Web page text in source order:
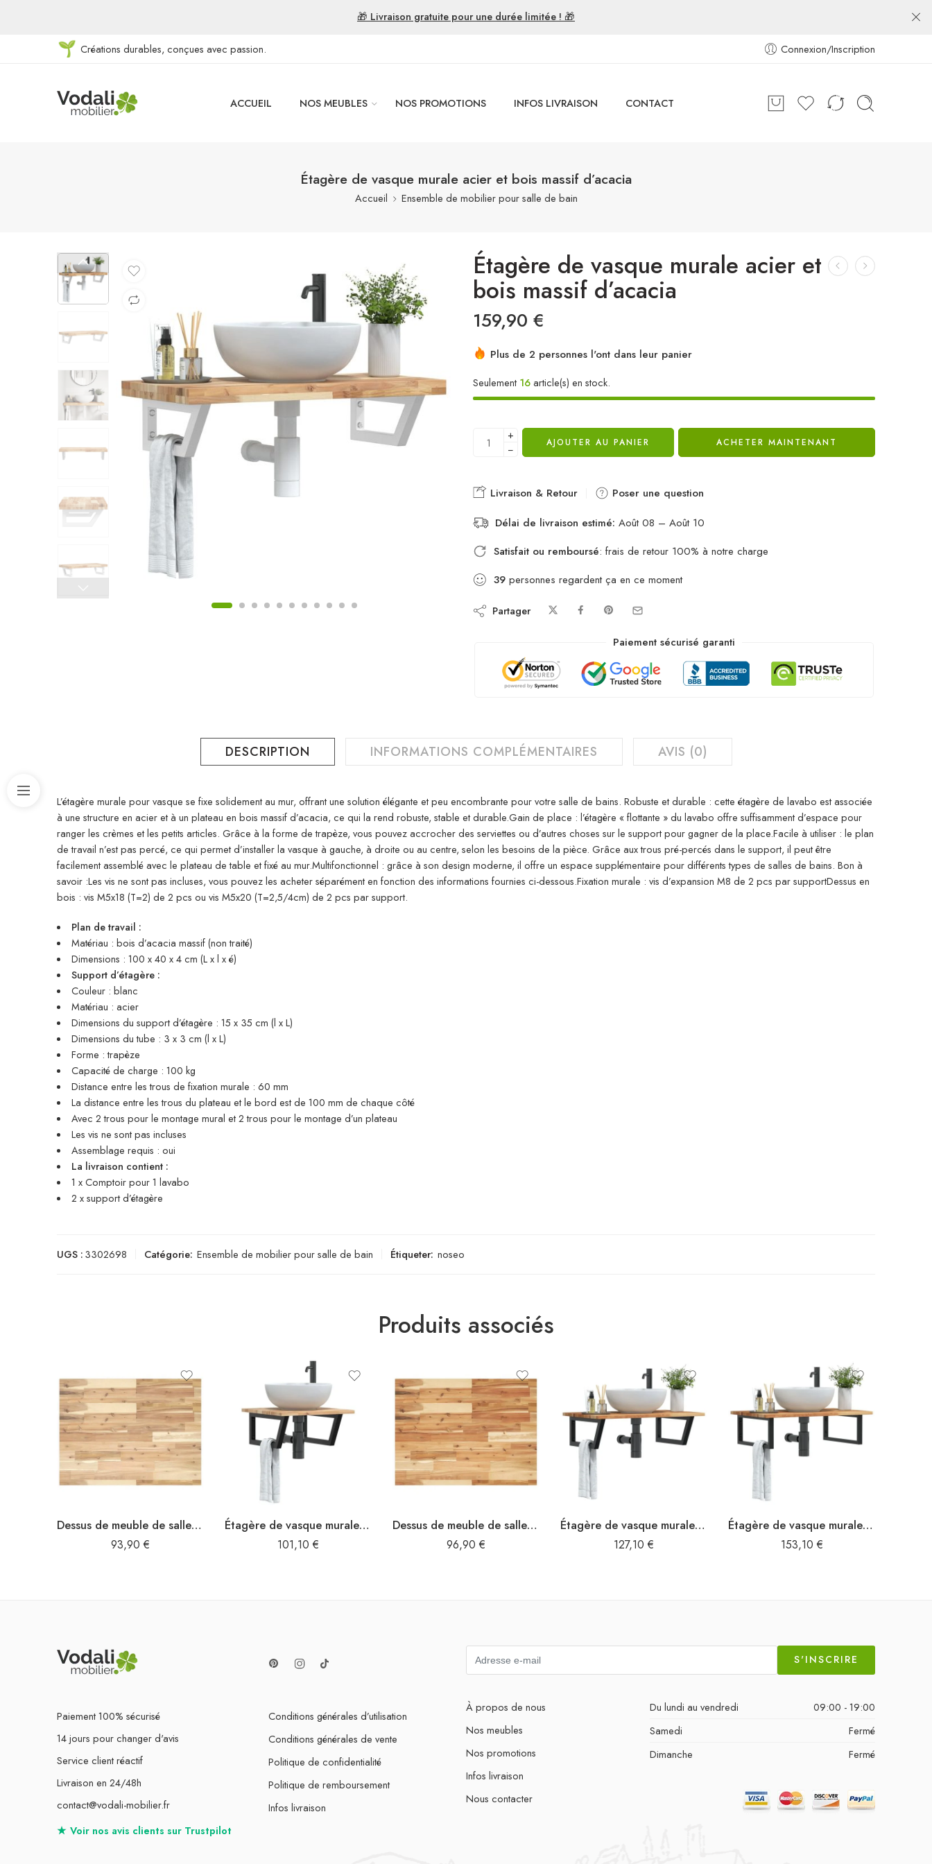
🎁 Livraison gratuite pour une durée limitée ! 🎁
Créations durables, conçues avec passion. Connexion/Inscription
ACCUEIL NOS MEUBLES NOS PROMOTIONS INFOS LIVRAISON CONTACT
Étagère de vasque murale acier et bois massif d’acacia
Accueil Ensemble de mobilier pour salle de bain
Étagère de vasque murale acier et
bois massif d’acacia
159,90 €
Plus de 2 personnes l'ont dans leur panier
Seulement 16article(s) en stock.
+
−
AJOUTER AU PANIER ACHETER MAINTENANT
Livraison & Retour
Poser une question
Délai de livraison estimé: Août 08 – Août 10
Satisfait ou remboursé: frais de retour 100% à notre charge
39 personnes regardent ça en ce moment
Partager
Paiement sécurisé garanti
DESCRIPTION INFORMATIONS COMPLÉMENTAIRES AVIS (0)
L’étagère murale pour vasque se fixe solidement au mur, offrant une solution élégante et peu encombrante pour votre salle de bains. Robuste et durable : cette étagère de lavabo est associée
à une structure en acier et à un plateau en bois massif d’acacia, ce qui la rend robuste, stable et durable.Gain de place : l’étagère « flottante » du lavabo offre suffisamment d’espace pour
ranger les crèmes et les petits articles. Grâce à la forme de trapèze, vous pouvez accrocher des serviettes ou d’autres choses sur le support pour gagner de la place.Facile à utiliser : le plan
de travail n’est pas percé, ce qui permet d’installer la vasque à gauche, à droite ou au centre, selon les besoins de la pièce. Grâce aux trous pré-percés dans le support, il peut être
facilement assemblé avec le plateau de table et fixé au mur.Multifonctionnel : grâce à son design moderne, il offre un espace supplémentaire pour différents types de salles de bains. Bon à
savoir :Les vis ne sont pas incluses, vous pouvez les acheter séparément en fonction des informations fournies ci-dessous.Fixation murale : vis d’expansion M8 de 2 pcs par supportDessus en
bois : vis M5x18 (T=2) de 2 pcs ou vis M5x20 (T=2,5/4cm) de 2 pcs par support.
Plan de travail :
Matériau : bois d’acacia massif (non traité)
Dimensions : 100 x 40 x 4 cm (L x l x é)
Support d’étagère :
Couleur : blanc
Matériau : acier
Dimensions du support d’étagère : 15 x 35 cm (l x L)
Dimensions du tube : 3 x 3 cm (l x L)
Forme : trapèze
Capacité de charge : 100 kg
Distance entre les trous de fixation murale : 60 mm
La distance entre les trous du plateau et le bord est de 100 mm de chaque côté
Avec 2 trous pour le montage mural et 2 trous pour le montage d’un plateau
Les vis ne sont pas incluses
Assemblage requis : oui
La livraison contient :
1 x Comptoir pour 1 lavabo
2 x support d’étagère
UGS :3302698 Catégorie: Ensemble de mobilier pour salle de bain Étiqueter: noseo
Produits associés
Dessus de meuble de salle de bain non traité bois d’acacia
93,90 €
Étagère de vasque murale acier et bois massif d’acacia
101,10 €
Dessus de meuble de salle de bain finition à l’huile 100x60x2cm
96,90 €
Étagère de vasque murale acier et bois massif d’acacia
127,10 €
Étagère de vasque murale acier et bois massif d’acacia
153,10 €
Paiement 100% sécurisé
14 jours pour changer d'avis
Service client réactif
Livraison en 24/48h
contact@vodali-mobilier.fr
Conditions générales d’utilisation
Conditions générales de vente
Politique de confidentialité
Politique de remboursement
Infos livraison
S'INSCRIRE
À propos de nous
Nos meubles
Nos promotions
Infos livraison
Nous contacter
Du lundi au vendredi
09:00 - 19:00
Samedi
Fermé
Dimanche
Fermé
★ Voir nos avis clients sur Trustpilot